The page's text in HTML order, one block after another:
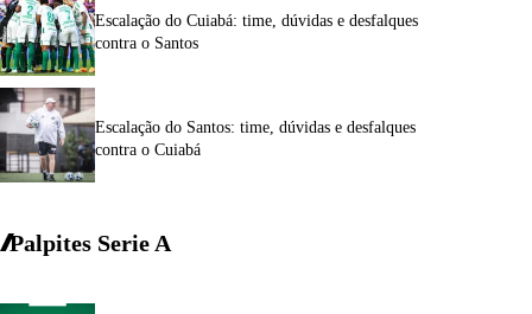
Escalação do Cuiabá: time, dúvidas e desfalques
contra o Santos
Escalação do Santos: time, dúvidas e desfalques
contra o Cuiabá
Palpites Serie A